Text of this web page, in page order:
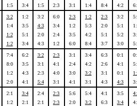
1:5
3:4
1:5
2:3
3:1
1:4
8:4
4:2
3:2
1:4
1:2
1:2
1:2
3:5
5:1
3:4
3:2
4:3
2:0
4:3
6:0
3:4
2:4
1:2
2:3
1:2
3:5
6:0
1:2
5:3
4:2
8:4
2:3
2:0
5:1
3:7
3:2
5:1
5:2
3:0
7:4
8:0
1:2
2:0
6:2
3:5
4:3
4:1
3:2
3:1
2:3
5:4
2:3
4:1
4:0
3:1
3:1
2:4
3:0
4:1
3:4
4:2
3:2
3:1
6:3
2:6
3:1
4:3
0:1
4:1
0:1
4:3
2:1
1:2
3:4
2:1
2:4
2:1
2:3
2:3
5:6
2:0
5:4
3:2
4:1
6:3
3:5
3:4